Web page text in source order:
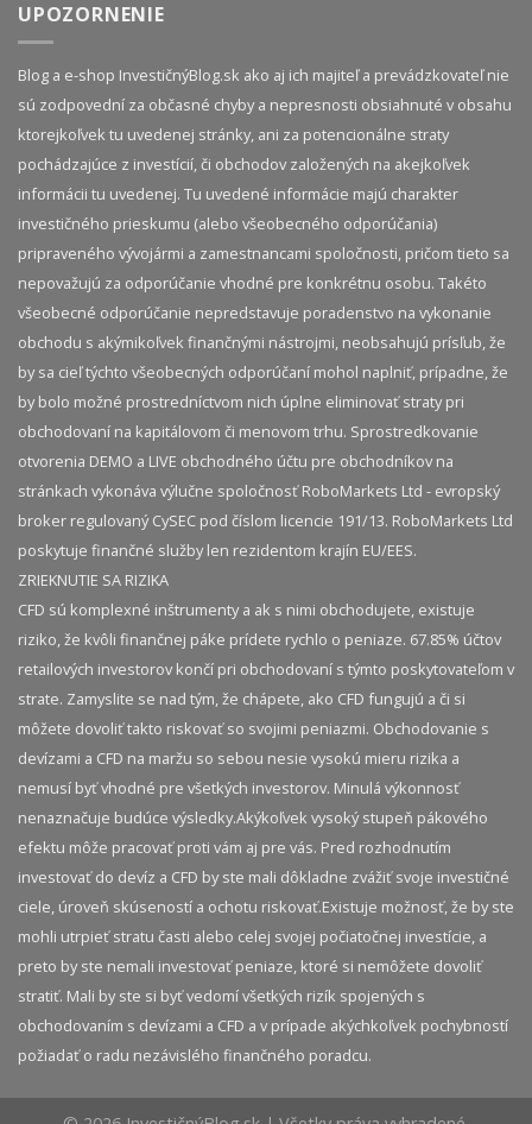
UPOZORNENIE
Blog a e-shop InvestičnýBlog.sk ako aj ich majiteľ a prevádzkovateľ nie
sú zodpovední za občasné chyby a nepresnosti obsiahnuté v obsahu
ktorejkoľvek tu uvedenej stránky, ani za potencionálne straty
pochádzajúce z investícií, či obchodov založených na akejkoľvek
informácii tu uvedenej. Tu uvedené informácie majú charakter
investičného prieskumu (alebo všeobecného odporúčania)
pripraveného vývojármi a zamestnancami spoločnosti, pričom tieto sa
nepovažujú za odporúčanie vhodné pre konkrétnu osobu. Takéto
všeobecné odporúčanie nepredstavuje poradenstvo na vykonanie
obchodu s akýmikoľvek finančnými nástrojmi, neobsahujú prísľub, že
by sa cieľ týchto všeobecných odporúčaní mohol naplniť, prípadne, že
by bolo možné prostredníctvom nich úplne eliminovať straty pri
obchodovaní na kapitálovom či menovom trhu. Sprostredkovanie
otvorenia DEMO a LIVE obchodného účtu pre obchodníkov na
stránkach vykonáva výlučne spoločnosť RoboMarkets Ltd - evropský
broker regulovaný CySEC pod číslom licencie 191/13. RoboMarkets Ltd
poskytuje finančné služby len rezidentom krajín EU/EES.
ZRIEKNUTIE SA RIZIKA
CFD sú komplexné inštrumenty a ak s nimi obchodujete, existuje
riziko, že kvôli finančnej páke prídete rychlo o peniaze. 67.85% účtov
retailových investorov končí pri obchodovaní s týmto poskytovateľom v
strate. Zamyslite se nad tým, že chápete, ako CFD fungujú a či si
môžete dovoliť takto riskovať so svojimi peniazmi. Obchodovanie s
devízami a CFD na maržu so sebou nesie vysokú mieru rizika a
nemusí byť vhodné pre všetkých investorov. Minulá výkonnosť
nenaznačuje budúce výsledky.​ Akýkoľvek vysoký stupeň pákového
efektu môže pracovať proti vám aj pre vás. Pred rozhodnutím
investovať do devíz a CFD by ste mali dôkladne zvážiť svoje investičné
ciele, úroveň skúseností a ochotu riskovať.​ Existuje možnosť, že by ste
mohli utrpieť stratu časti alebo celej svojej počiatočnej investície, a
preto by ste nemali investovať peniaze, ktoré si nemôžete dovoliť
stratiť. Mali by ste si byť vedomí všetkých rizík spojených s
obchodovaním s devízami a CFD a v prípade akýchkoľvek pochybností
požiadať o radu nezávislého finančného poradcu.